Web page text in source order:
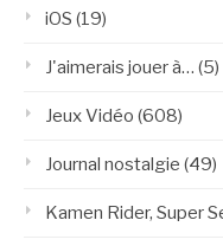
iOS (19)
J'aimerais jouer à… (5)
Jeux Vidéo (608)
Journal nostalgie (49)
Kamen Rider, Super